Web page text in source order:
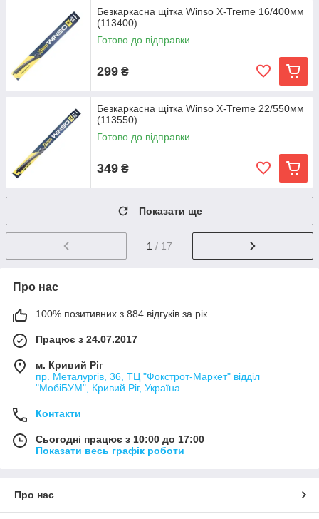
Безкаркасна щітка Winso X-Treme 16/400мм
(113400)
Готово до відправки
299 ₴
Безкаркасна щітка Winso X-Treme 22/550мм
(113550)
Готово до відправки
349 ₴
Показати ще
1 / 17
Про нас
100% позитивних з 884 відгуків за рік
Працює з 24.07.2017
м. Кривий Ріг
пр. Металургів, 36, ТЦ "Фокстрот-Маркет" відділ
"МобіБУМ", Кривий Ріг, Україна
Контакти
Сьогодні працює з 10:00 до 17:00
Показати весь графік роботи
Про нас